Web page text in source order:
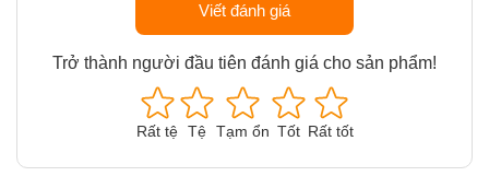
Viết đánh giá
Trở thành người đầu tiên đánh giá cho sản phẩm!
Rất tệ Tệ Tạm ổn Tốt Rất tốt